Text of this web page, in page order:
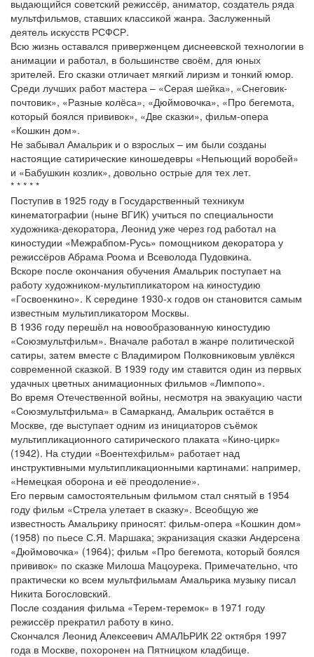
выдающийся советский режиссёр, аниматор, создатель ряда
мультфильмов, ставших классикой жанра. Заслуженный
деятель искусств РСФСР.
Всю жизнь оставался приверженцем диснеевской технологии в
анимации и работал, в большинстве своём, для юных
зрителей. Его сказки отличает мягкий лиризм и тонкий юмор.
Среди лучших работ мастера – «Серая шейка», «Снеговик-
почтовик», «Разные колёса», «Дюймовочка», «Про бегемота,
который боялся прививок», «Две сказки», фильм-опера
«Кошкин дом».
Не забывал Амальрик и о взрослых – им были созданы
настоящие сатирические киношедевры «Непьющий воробей»
и «Бабушкин козлик», довольно острые для тех лет.
* * * * *
Поступив в 1925 году в Государственный техникум
кинематографии (ныне ВГИК) учиться по специальности
художника-декоратора, Леонид уже через год работал на
киностудии «Межрабпом-Русь» помощником декоратора у
режиссёров Абрама Роома и Всеволода Пудовкина.
Вскоре после окончания обучения Амальрик поступает на
работу художником-мультипликатором на киностудию
«Госвоенкино». К середине 1930-х годов он становится самым
известным мультипликатором Москвы.
В 1936 году перешёл на новообразованную киностудию
«Союзмультфильм». Вначале работал в жанре политической
сатиры, затем вместе с Владимиром Полковниковым увлёкся
современной сказкой. В 1939 году им ставится один из первых
удачных цветных анимационных фильмов «Лимпопо».
Во время Отечественной войны, несмотря на эвакуацию части
«Союзмультфильма» в Самарканд, Амальрик остаётся в
Москве, где выступает одним из инициаторов съёмок
мультипликационного сатирического плаката «Кино-цирк»
(1942). На студии «Воентехфильм» работает над
инструктивными мультипликационными картинами: например,
«Немецкая оборона и её преодоление».
Его первым самостоятельным фильмом стал снятый в 1954
году фильм «Стрела улетает в сказку». Всеобщую же
известность Амальрику приносят: фильм-опера «Кошкин дом»
(1958) по пьесе С.Я. Маршака; экранизация сказки Андерсена
«Дюймовочка» (1964); фильм «Про бегемота, который боялся
прививок» по сказке Милоша Мацоурека. Примечательно, что
практически ко всем мультфильмам Амальрика музыку писал
Никита Богословский.
После создания фильма «Терем-теремок» в 1971 году
режиссёр прекратил работу в кино.
Скончался Леонид Алексеевич АМАЛЬРИК 22 октября 1997
года в Москве, похоронен на Пятницком кладбище.